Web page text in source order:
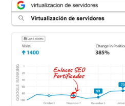
Enlaces Fortificados es un
SEO IDEALATAM.